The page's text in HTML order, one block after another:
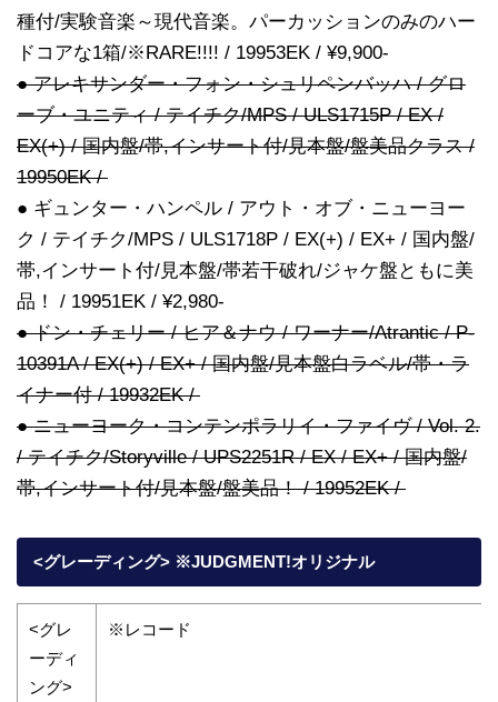
種付/実験音楽～現代音楽。パーカッションのみのハー
ドコアな1箱/※RARE!!!! / 19953EK / ¥9,900-
● アレキサンダー・フォン・シュリペンバッハ / グロ
ーブ・ユニティ / テイチク/MPS / ULS1715P / EX /
EX(+) / 国内盤/帯,インサート付/見本盤/盤美品クラス /
19950EK /
● ギュンター・ハンペル / アウト・オブ・ニューヨー
ク / テイチク/MPS / ULS1718P / EX(+) / EX+ / 国内盤/
帯,インサート付/見本盤/帯若干破れ/ジャケ盤ともに美
品！ / 19951EK / ¥2,980-
● ドン・チェリー / ヒア＆ナウ / ワーナー/Atrantic / P-
10391A / EX(+) / EX+ / 国内盤/見本盤白ラベル/帯・ラ
イナー付 / 19932EK /
● ニューヨーク・コンテンポラリイ・ファイヴ / Vol. 2.
/ テイチク/Storyville / UPS2251R / EX / EX+ / 国内盤/
帯,インサート付/見本盤/盤美品！ / 19952EK /
<グレーディング> ※JUDGMENT!オリジナル
<グレ
ーディ
ング>
※レコード